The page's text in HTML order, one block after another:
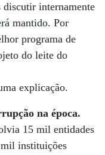
discutir internamente
mantido. Por
programa de
do leite do
explicação.
na época.
15 mil entidades
instituições